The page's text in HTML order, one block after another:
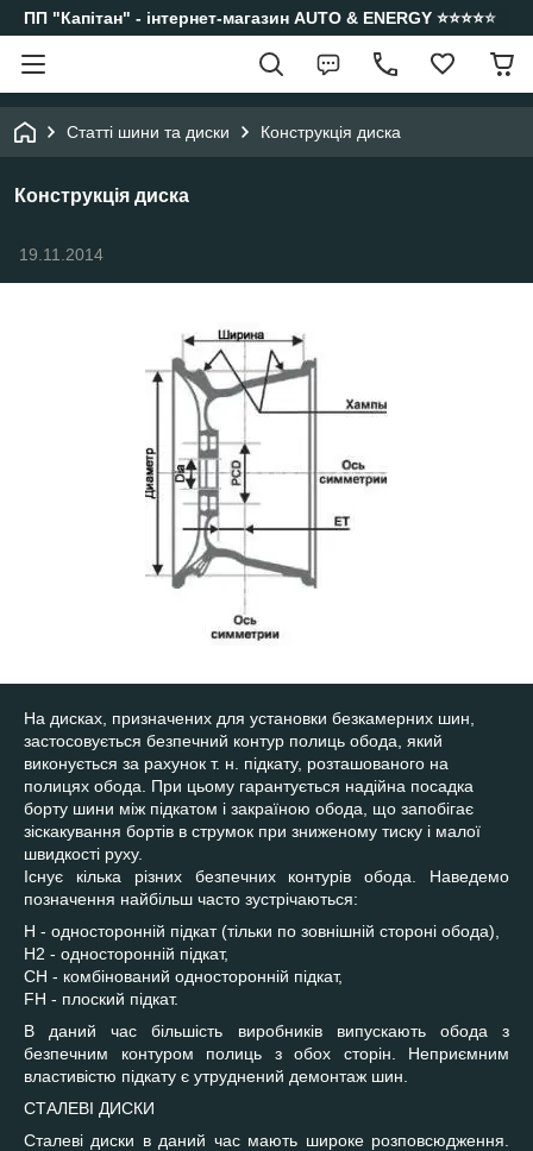
ПП "Капітан" - інтернет-магазин AUTO & ENERGY ⭐️⭐️⭐️⭐️⭐️
Статті шини та диски Конструкція диска
Конструкція диска
19.11.2014
На дисках, призначених для установки безкамерних шин,
застосовується безпечний контур полиць обода, який
виконується за рахунок т. н. підкату, розташованого на
полицях обода. При цьому гарантується надійна посадка
борту шини між підкатом і закраїною обода, що запобігає
зіскакування бортів в струмок при зниженому тиску і малої
швидкості руху.
Існує кілька різних безпечних контурів обода. Наведемо
позначення найбільш часто зустрічаються:
Н - односторонній підкат (тільки по зовнішній стороні обода),
Н2 - односторонній підкат,
СН - комбінований односторонній підкат,
FH - плоский підкат.
В даний час більшість виробників випускають обода з
безпечним контуром полиць з обох сторін. Неприємним
властивістю підкату є утруднений демонтаж шин.
СТАЛЕВІ ДИСКИ
Сталеві диски в даний час мають широке розповсюдження.